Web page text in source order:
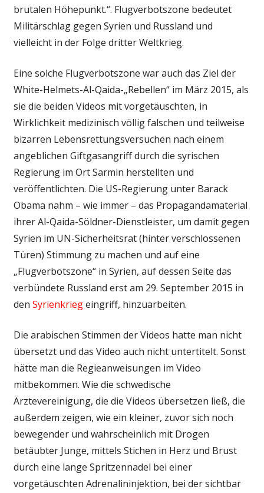
brutalen Höhepunkt.“. Flugverbotszone bedeutet
Militärschlag gegen Syrien und Russland und
vielleicht in der Folge dritter Weltkrieg.
Eine solche Flugverbotszone war auch das Ziel der
White-Helmets-Al-Qaida-„Rebellen“ im März 2015, als
sie die beiden Videos mit vorgetäuschten, in
Wirklichkeit medizinisch völlig falschen und teilweise
bizarren Lebensrettungsversuchen nach einem
angeblichen Giftgasangriff durch die syrischen
Regierung im Ort Sarmin herstellten und
veröffentlichten. Die US-Regierung unter Barack
Obama nahm – wie immer – das Propagandamaterial
ihrer Al-Qaida-Söldner-Dienstleister, um damit gegen
Syrien im UN-Sicherheitsrat (hinter verschlossenen
Türen) Stimmung zu machen und auf eine
„Flugverbotszone“ in Syrien, auf dessen Seite das
verbündete Russland erst am 29. September 2015 in
den Syrienkriegeingriff, hinzuarbeiten.
Die arabischen Stimmen der Videos hatte man nicht
übersetzt und das Video auch nicht untertitelt. Sonst
hätte man die Regieanweisungen im Video
mitbekommen. Wie die schwedische
Ärztevereinigung, die die Videos übersetzen ließ, die
außerdem zeigen, wie ein kleiner, zuvor sich noch
bewegender und wahrscheinlich mit Drogen
betäubter Junge, mittels Stichen in Herz und Brust
durch eine lange Spritzennadel bei einer
vorgetäuschten Adrenalininjektion, bei der sichtbar